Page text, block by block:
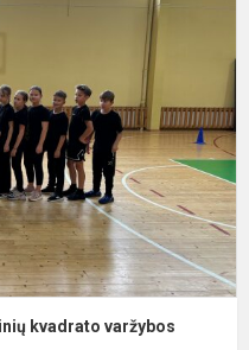
kvadrato varžybos